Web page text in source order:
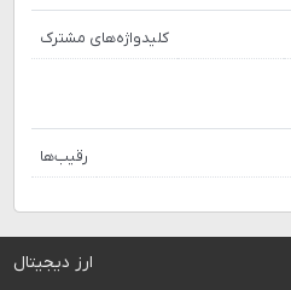
کلیدواژه‌های مشترک
رقیب‌ها
ارز دیجیتال